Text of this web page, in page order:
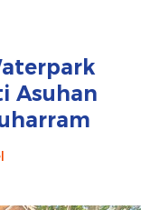
Asuhan